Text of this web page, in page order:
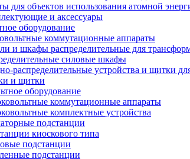
для объектов использования атомной
и аксессуары
оборудование
коммутационные аппараты
и шкафы распределительные для
силовые шкафы
распределительные устройства и щитки
и щитки
оборудование
коммутационные аппараты
комплектные устройства
подстанции
киоскового типа
подстанции
подстанции